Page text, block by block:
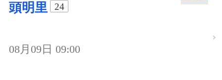
頭明里
24
08月09日 09:00